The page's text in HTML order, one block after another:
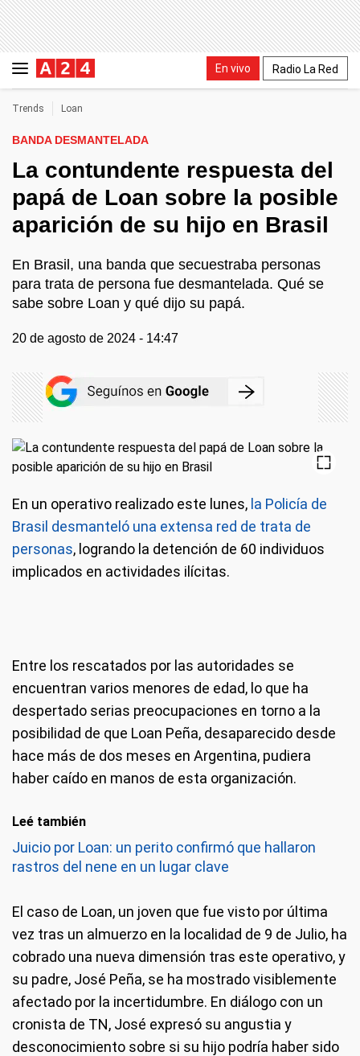
En vivo Radio La Red
Trends Loan
BANDA DESMANTELADA
La contundente respuesta del
papá de Loan sobre la posible
aparición de su hijo en Brasil
En Brasil, una banda que secuestraba personas
para trata de persona fue desmantelada. Qué se
sabe sobre Loan y qué dijo su papá.
20 de agosto de 2024 - 14:47
En un operativo realizado este lunes, la Policía de
Brasil desmanteló una extensa red de trata de
personas, logrando la detención de 60 individuos
implicados en actividades ilícitas.
Entre los rescatados por las autoridades se
encuentran varios menores de edad, lo que ha
despertado serias preocupaciones en torno a la
posibilidad de que Loan Peña, desaparecido desde
hace más de dos meses en Argentina, pudiera
haber caído en manos de esta organización.
Leé también
Juicio por Loan: un perito confirmó que hallaron
rastros del nene en un lugar clave
El caso de Loan, un joven que fue visto por última
vez tras un almuerzo en la localidad de 9 de Julio, ha
cobrado una nueva dimensión tras este operativo, y
su padre, José Peña, se ha mostrado visiblemente
afectado por la incertidumbre. En diálogo con un
cronista de TN, José expresó su angustia y
desconocimiento sobre si su hijo podría haber sido